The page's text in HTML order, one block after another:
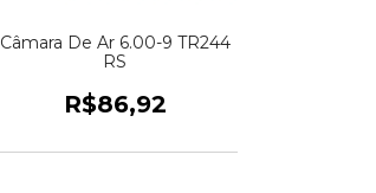
Câmara De Ar 6.00-9 TR244
RS
R$86,92